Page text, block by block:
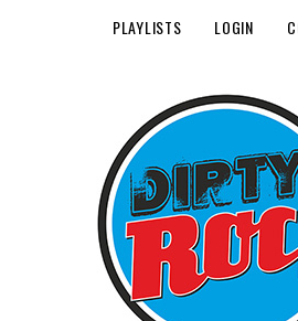
PLAYLISTS LOGIN